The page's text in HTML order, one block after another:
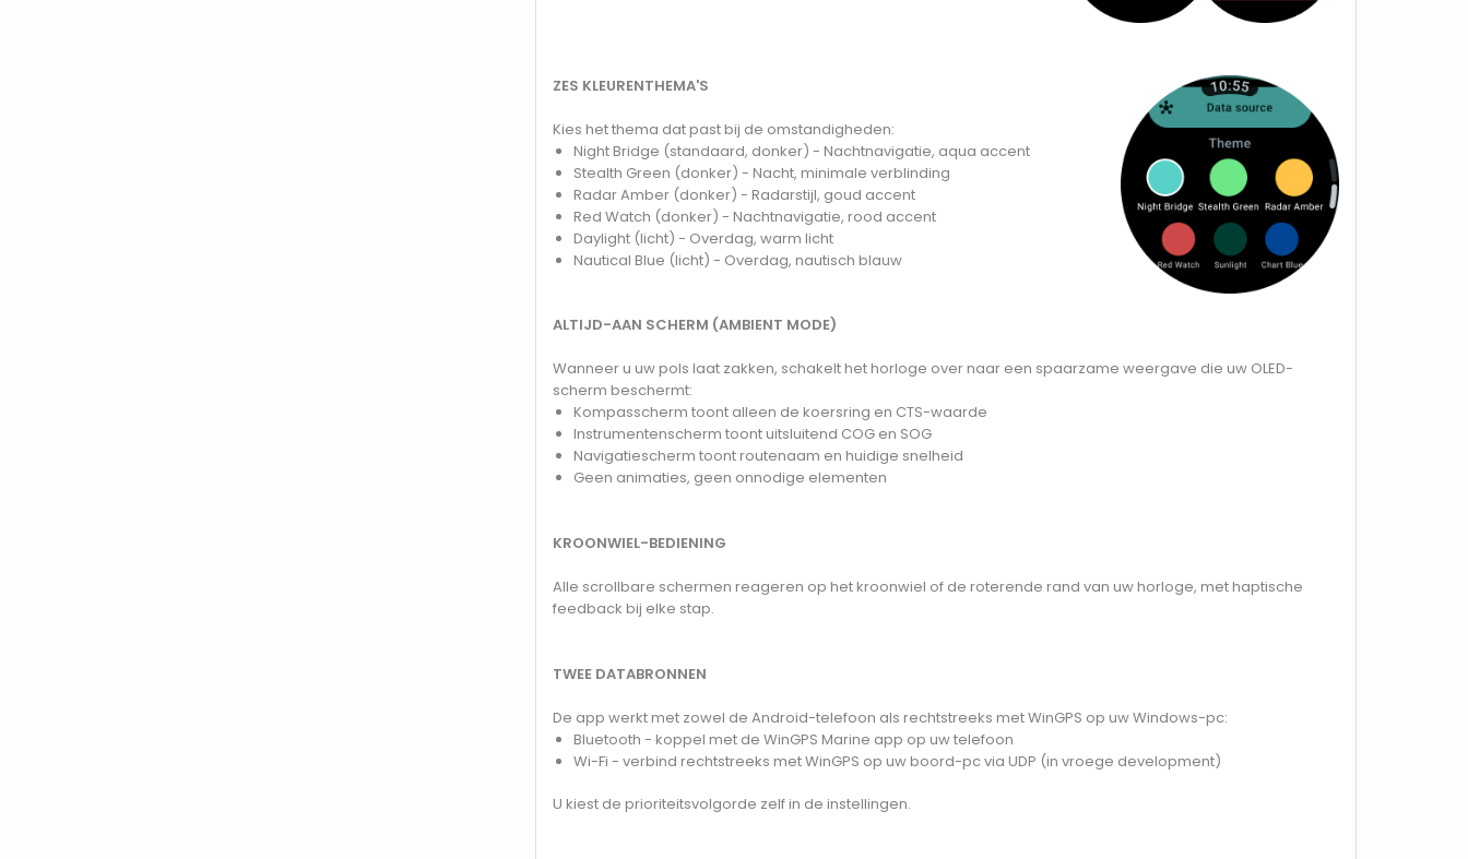
ZES KLEURENTHEMA'S
Kies het thema dat past bij de omstandigheden:
Night Bridge (standaard, donker) - Nachtnavigatie, aqua accent
Stealth Green (donker) - Nacht, minimale verblinding
Radar Amber (donker) - Radarstijl, goud accent
Red Watch (donker) - Nachtnavigatie, rood accent
Daylight (licht) - Overdag, warm licht
Nautical Blue (licht) - Overdag, nautisch blauw
ALTIJD-AAN SCHERM (AMBIENT MODE)
Wanneer u uw pols laat zakken, schakelt het horloge over naar een spaarzame weergave die uw OLED-
scherm beschermt:
Kompasscherm toont alleen de koersring en CTS-waarde
Instrumentenscherm toont uitsluitend COG en SOG
Navigatiescherm toont routenaam en huidige snelheid
Geen animaties, geen onnodige elementen
KROONWIEL-BEDIENING
Alle scrollbare schermen reageren op het kroonwiel of de roterende rand van uw horloge, met haptische
feedback bij elke stap.
TWEE DATABRONNEN
De app werkt met zowel de Android-telefoon als rechtstreeks met WinGPS op uw Windows-pc:
Bluetooth - koppel met de WinGPS Marine app op uw telefoon
Wi-Fi - verbind rechtstreeks met WinGPS op uw boord-pc via UDP (in vroege development)
U kiest de prioriteitsvolgorde zelf in de instellingen.